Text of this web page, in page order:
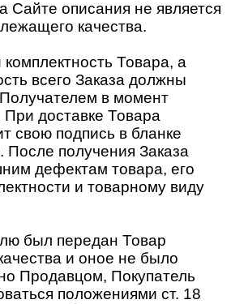
Сайте описания не является
качества.
Товара, а
всего Заказа должны
в момент
При доставке Товара
свою подпись в бланке
После получения Заказа
дефектам товара, его
и товарному виду
был передан Товар
и оное не было
Продавцом, Покупатель
положениями ст. 18